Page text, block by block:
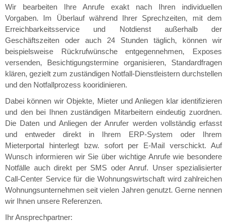
Wir bearbeiten Ihre Anrufe exakt nach Ihren individuellen
Vorgaben. Im Überlauf während Ihrer Sprechzeiten, mit dem
Erreichbarkeitsservice und Notdienst außerhalb der
Geschäftszeiten oder auch 24 Stunden täglich, können wir
beispielsweise Rückrufwünsche entgegennehmen, Exposes
versenden, Besichtigungstermine organisieren, Standardfragen
klären, gezielt zum zuständigen Notfall-Dienstleistern durchstellen
und den Notfallprozess kooridinieren.
Dabei können wir Objekte, Mieter und Anliegen klar identifizieren
und den bei Ihnen zuständigen Mitarbeitern eindeutig zuordnen.
Die Daten und Anliegen der Anrufer werden vollständig erfasst
und entweder direkt in Ihrem ERP-System oder Ihrem
Mieterportal hinterlegt bzw. sofort per E-Mail verschickt. Auf
Wunsch informieren wir Sie über wichtige Anrufe wie besondere
Notfälle auch direkt per SMS oder Anruf. Unser spezialisierter
Call-Center Service für die Wohnungswirtschaft wird zahlreichen
Wohnungsunternehmen seit vielen Jahren genutzt. Gerne nennen
wir Ihnen unsere Referenzen.
Ihr Ansprechpartner: